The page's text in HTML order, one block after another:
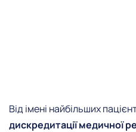
Від імені найбільших
дискредитації медичної